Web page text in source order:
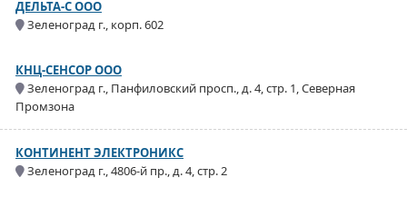
ДЕЛЬТА-С ООО
Зеленоград г., корп. 602
КНЦ-СЕНСОР ООО
Зеленоград г., Панфиловский просп., д. 4, стр. 1, Северная
Промзона
КОНТИНЕНТ ЭЛЕКТРОНИКС
Зеленоград г., 4806-й пр., д. 4, стр. 2